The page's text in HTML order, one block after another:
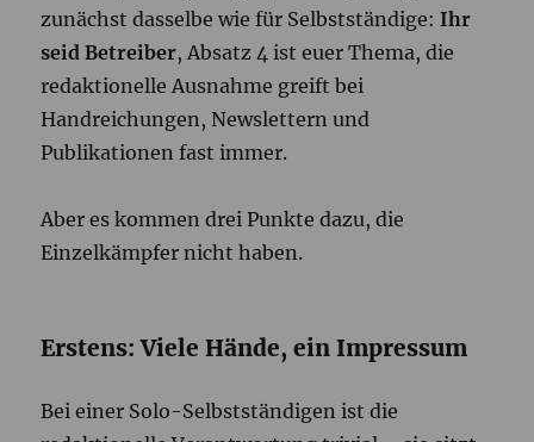
zunächst dasselbe wie für Selbstständige:Ihr
seid Betreiber, Absatz 4 ist euer Thema, die
redaktionelle Ausnahme greift bei
Handreichungen, Newslettern und
Publikationen fast immer.
Aber es kommen drei Punkte dazu, die
Einzelkämpfer nicht haben.
Erstens: Viele Hände, ein Impressum
Bei einer Solo-Selbstständigen ist die